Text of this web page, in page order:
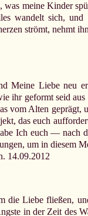
meine Kinder
wandelt sich,
strömt, nehmt
Meine Liebe neu
ihr geformt seid
vom Alten geprägt,
das euch
Ich euch — nach
um in diesem
14.09.2012
Liebe fließen,
in der Zeit des